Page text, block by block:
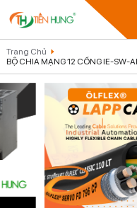
Trang Chủ
BỘ CHIA MẠNG 12 CỔNG IE-SW-